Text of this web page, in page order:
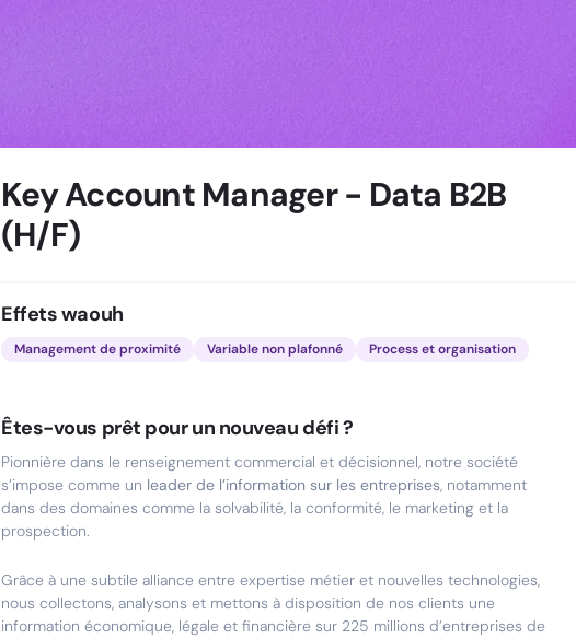
Key Account Manager - Data B2B
(H/F)
Effets waouh
Management de proximité Variable non plafonné Process et organisation
Êtes-vous prêt pour un nouveau défi ?
Pionnière dans le renseignement commercial et décisionnel, notre société
s’impose comme un leader de l’information sur les entreprises, notamment
dans des domaines comme la solvabilité, la conformité, le marketing et la
prospection.
Grâce à une subtile alliance entre expertise métier et nouvelles technologies,
nous collectons, analysons et mettons à disposition de nos clients une
information économique, légale et financière sur 225 millions d’entreprises de